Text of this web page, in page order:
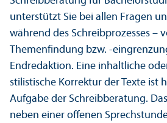
unterstützt Sie bei allen Fragen
während des Schreibprozesses –
Themenfindung bzw. -
Endredaktion. Eine inhaltliche
stilistische Korrektur der Texte ist
Aufgabe der Schreibberatung.
neben einer offenen